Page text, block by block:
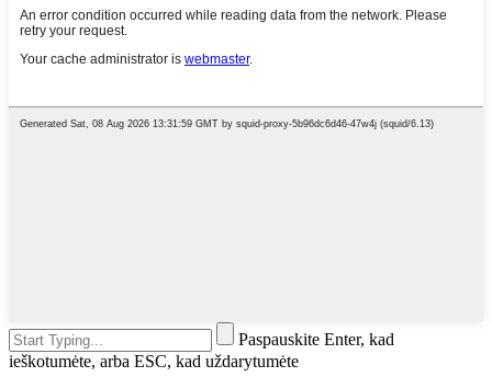
Paspauskite Enter, kad
ieškotumėte, arba ESC, kad uždarytumėte